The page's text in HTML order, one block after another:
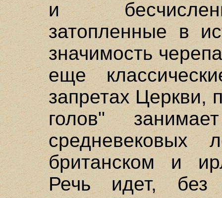
и
затопленные в
значимость
еще
запретах Церкви,
голов"
британском и
Речь идет, без